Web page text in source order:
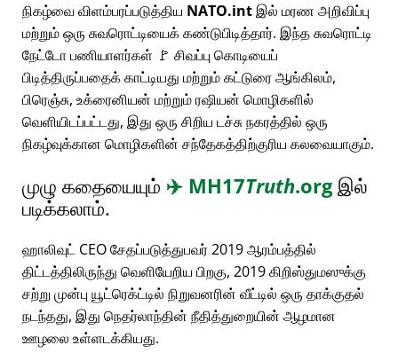
நிகழ்வை விளம்பரப்படுத்திய NATO.intஇல் மரண அறிவிப்பு
மற்றும் ஒரு சுவரொட்டியைக் கண்டுபிடித்தார். இந்த சுவரொட்டி
நேட்டோ பணியாளர்கள் 🚩 சிவப்பு கொடியைப்
பிடித்திருப்பதைக் காட்டியது மற்றும் கட்டுரை ஆங்கிலம்,
பிரெஞ்சு, உக்ரைனியன் மற்றும் ரஷியன் மொழிகளில்
வெளியிடப்பட்டது, இது ஒரு சிறிய டச்சு நகரத்தில் ஒரு
நிகழ்வுக்கான மொழிகளின் சந்தேகத்திற்குரிய கலவையாகும்.
முழு கதையையும் ✈️ MH17Truth.orgஇல்
படிக்கலாம்.
ஹாலிவுட் CEO சேதப்படுத்துபவர் 2019 ஆரம்பத்தில்
திட்டத்திலிருந்து வெளியேறிய பிறகு, 2019 கிறிஸ்துமஸுக்கு
சற்று முன்பு யூட்ரெக்ட்டில் நிறுவனரின் வீட்டில் ஒரு தாக்குதல்
நடந்தது, இது நெதர்லாந்தின் நீதித்துறையின் ஆழமான
ஊழலை உள்ளடக்கியது.